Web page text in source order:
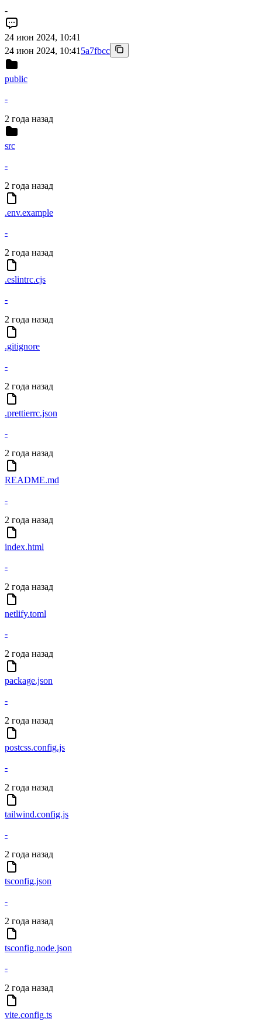
-
24 июн 2024, 10:41
24 июн 2024, 10:41 5a7fbcc
public
-
2 года назад
src
-
2 года назад
.env.example
-
2 года назад
.eslintrc.cjs
-
2 года назад
.gitignore
-
2 года назад
.prettierrc.json
-
2 года назад
README.md
-
2 года назад
index.html
-
2 года назад
netlify.toml
-
2 года назад
package.json
-
2 года назад
postcss.config.js
-
2 года назад
tailwind.config.js
-
2 года назад
tsconfig.json
-
2 года назад
tsconfig.node.json
-
2 года назад
vite.config.ts